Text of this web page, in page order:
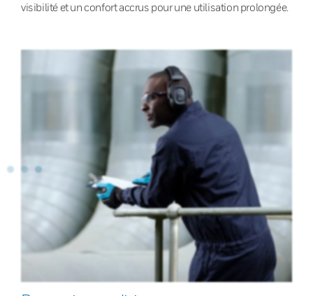
visibilité et un confort accrus pour une utilisation prolongée.